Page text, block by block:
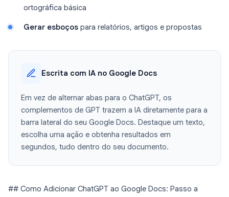
ortográfica básica
Gerar esboços para relatórios, artigos e propostas
Escrita com IA no Google Docs
Em vez de alternar abas para o ChatGPT, os
complementos de GPT trazem a IA diretamente para a
barra lateral do seu Google Docs. Destaque um texto,
escolha uma ação e obtenha resultados em
segundos, tudo dentro do seu documento.
## Como Adicionar ChatGPT ao Google Docs: Passo a